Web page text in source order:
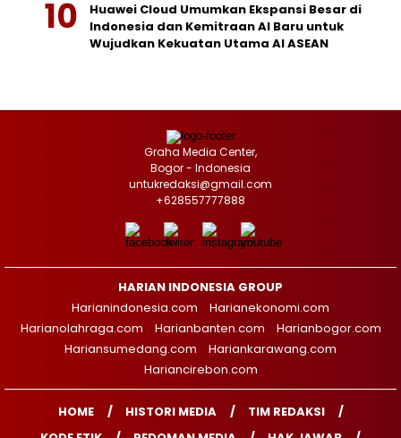
Huawei Cloud Umumkan Ekspansi Besar di
Indonesia dan Kemitraan AI Baru untuk
Wujudkan Kekuatan Utama AI ASEAN
Graha Media Center,
Bogor - Indonesia
untukredaksi@gmail.com
+628557777888
HARIAN INDONESIA GROUP
Harianindonesia.com
Harianekonomi.com
Harianolahraga.com
Harianbanten.com
Harianbogor.com
Hariansumedang.com
Hariankarawang.com
Hariancirebon.com
HOME HISTORI MEDIA
TIM REDAKSI